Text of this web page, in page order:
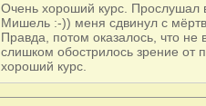
Очень хороший курс. Прослушал
Мишель :-)) меня сдвинул с
Правда, потом оказалось, что
слишком обострилось зрение от
хороший курс.